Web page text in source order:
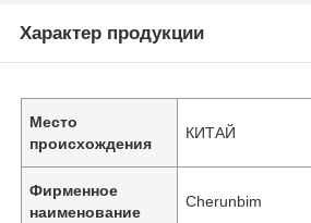
Характер продукции
Место
происхождения
КИТАЙ
Фирменное
наименование
Cherunbim